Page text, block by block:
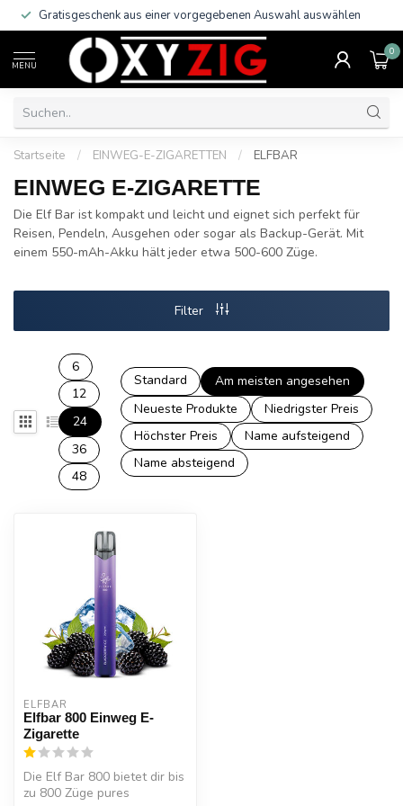
Gratisgeschenk aus einer vorgegebenen Auswahl auswählen
MENU
0
Startseite / EINWEG-E-ZIGARETTEN / ELFBAR
EINWEG E-ZIGARETTE
Die Elf Bar ist kompakt und leicht und eignet sich perfekt für
Reisen, Pendeln, Ausgehen oder sogar als Backup-Gerät. Mit
einem 550-mAh-Akku hält jeder etwa 500-600 Züge.
Filter
6
12
24
36
48
Standard
Am meisten angesehen
Neueste Produkte
Niedrigster Preis
Höchster Preis
Name aufsteigend
Name absteigend
ELFBAR
Elfbar 800 Einweg E-
Zigarette
Die Elf Bar 800 bietet dir bis
zu 800 Züge pures